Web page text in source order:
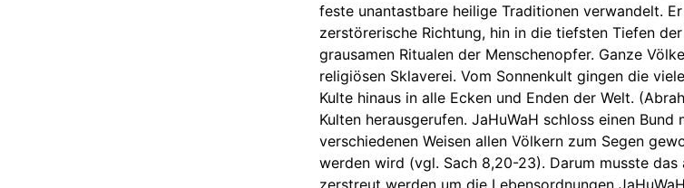
feste unantastbare heilige Traditionen verwandelt.
zerstörerische Richtung, hin in die tiefsten Tiefen
grausamen Ritualen der Menschenopfer. Ganze
religiösen Sklaverei. Vom Sonnenkult gingen die
Kulte hinaus in alle Ecken und Enden der Welt.
Kulten herausgerufen. JaHuWaH schloss einen
verschiedenen Weisen allen Völkern zum Segen
werden wird (vgl. Sach 8,20-23). Darum musste das